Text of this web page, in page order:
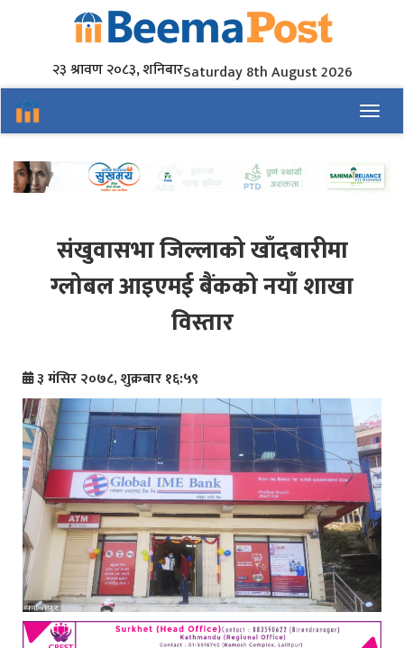
२३ श्रावण २०८३, शनिबारSaturday 8th August 2026
संखुवासभा जिल्लाको खाँदबारीमा
ग्लोबल आइएमई बैंकको नयाँ शाखा
विस्तार
३ मंसिर २०७८, शुक्रबार १६:५९